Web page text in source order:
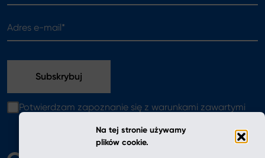
Na tej stronie używamy
plików cookie.
Potwierdzam zapoznanie się z warunkami zawartymi